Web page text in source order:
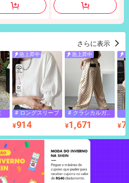
り切れ
(1000+)
100+ 売り切れ
(4)
さらに表示
急上昇中
# ロングスリーブ
¥914
急上昇中
# クラシカルガー
リー
¥1,671 ¥